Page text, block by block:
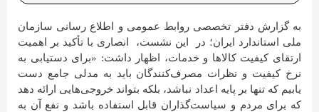
به گزارش دفتر تخصصی روابط عمومی و اطلاع رسانی سازمان
ملی استاندارد ایران؛ در این نشست، انصاری با تأکید بر اهمیت
ارتقای کیفیت کالاها و خدمات، اظهار داشت: «برای دستیابی به
نرخ کیفیت و نظرات مصرف‌کنندگان باید به مدلی جامع دست
یابیم که تنها بر پایه اعداد نباشد، بلکه بتواند خروجی‌هایی ارائه دهد
که برای مردم و سیاست‌گذاران قابل استفاده باشد و نفع آن به